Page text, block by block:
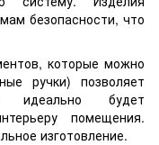
безопасности, что
которые можно
ручки) позволяет
идеально будет
помещения.
изготовление.